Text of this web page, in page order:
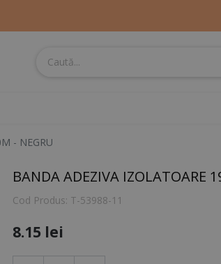
- NEGRU
BANDA ADEZIVA IZOLATOARE
Cod Produs: T-53988-11
8.15 lei